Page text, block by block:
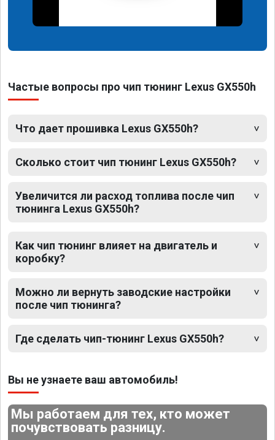
Частые вопросы про чип тюнинг Lexus GX550h
Что дает прошивка Lexus GX550h?
Сколько стоит чип тюнинг Lexus GX550h?
Увеличится ли расход топлива после чип
тюнинга Lexus GX550h?
Как чип тюнинг влияет на двигатель и
коробку?
Можно ли вернуть заводские настройки
после чип тюнинга?
Где сделать чип-тюнинг Lexus GX550h?
Вы не узнаете ваш автомобиль!
Мы работаем для тех, кто может
почувствовать разницу.